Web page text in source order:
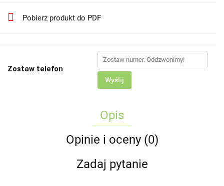
Pobierz produkt do PDF
Zostaw telefon
Wyślij
Opis
Opinie i oceny (0)
Zadaj pytanie